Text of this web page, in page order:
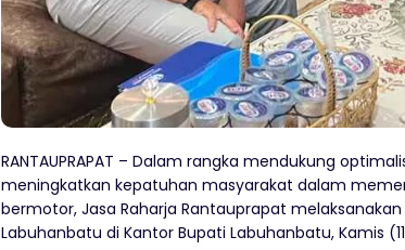
RANTAUPRAPAT – Dalam rangka mendukung
meningkatkan kepatuhan masyarakat dalam
bermotor, Jasa Raharja Rantauprapat
Labuhanbatu di Kantor Bupati Labuhanbatu, Kamis